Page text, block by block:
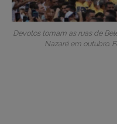
Devotos tomam as ruas de
Nazaré em outubro.